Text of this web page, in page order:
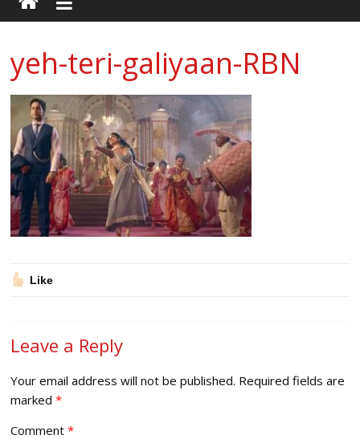
yeh-teri-galiyaan-RBN
Like
Leave a Reply
Your email address will not be published. Required fields are
marked*
Comment*